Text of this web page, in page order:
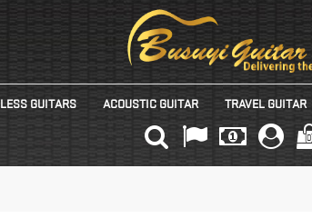
GUITARS ACOUSTIC GUITAR TRAVEL GUITAR
(0)